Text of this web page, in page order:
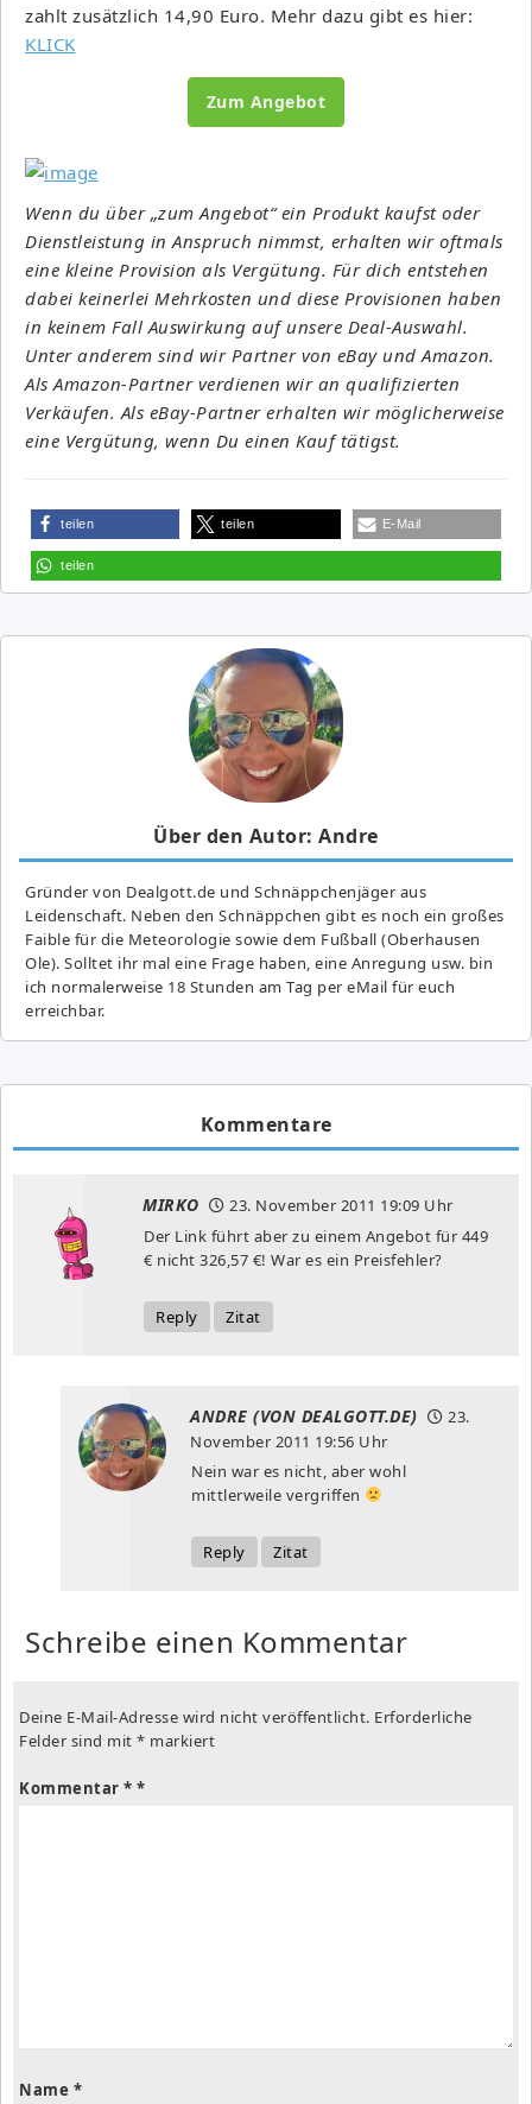
zahlt zusätzlich 14,90 Euro. Mehr dazu gibt es hier:
KLICK
Zum Angebot
Wenn du über „zum Angebot“ ein Produkt kaufst oder
Dienstleistung in Anspruch nimmst, erhalten wir oftmals
eine kleine Provision als Vergütung. Für dich entstehen
dabei keinerlei Mehrkosten und diese Provisionen haben
in keinem Fall Auswirkung auf unsere Deal-Auswahl.
Unter anderem sind wir Partner von eBay und Amazon.
Als Amazon-Partner verdienen wir an qualifizierten
Verkäufen. Als eBay-Partner erhalten wir möglicherweise
eine Vergütung, wenn Du einen Kauf tätigst.
teilen teilen E-Mail
teilen
Über den Autor: Andre
Gründer von Dealgott.de und Schnäppchenjäger aus
Leidenschaft. Neben den Schnäppchen gibt es noch ein großes
Fai­ble für die Meteorologie sowie dem Fußball (Oberhausen
Ole). Solltet ihr mal eine Frage haben, eine Anregung usw. bin
ich normalerweise 18 Stunden am Tag per eMail für euch
erreichbar.
Kommentare
MIRKO 23. November 2011 19:09 Uhr
Der Link führt aber zu einem Angebot für 449
€ nicht 326,57 €! War es ein Preisfehler?
Reply Zitat
ANDRE (VON DEALGOTT.DE)
23.
November 2011 19:56 Uhr
Nein war es nicht, aber wohl
mittlerweile vergriffen
Reply Zitat
Schreibe einen Kommentar
Deine E-Mail-Adresse wird nicht veröffentlicht. Erforderliche
Felder sind mit * markiert
Kommentar *
Name *